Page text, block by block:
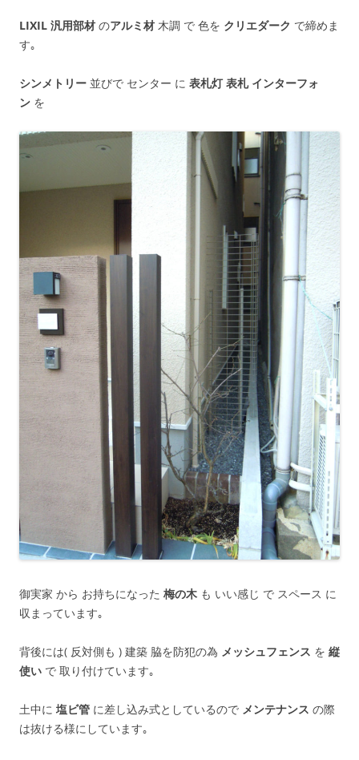
LIXIL 汎用部材 のアルミ材 木調 で 色を クリエダーク で締めま
す｡
シンメトリー 並びで センター に 表札灯 表札 インターフォ
ン を
御実家 から お持ちになった 梅の木 も いい感じ で スペース に
収まっています｡
背後には( 反対側も ) 建築 脇を防犯の為 メッシュフェンス を 縦
使い で 取り付けています｡
土中に 塩ビ管 に差し込み式としているので メンテナンス の際
は抜ける様にしています｡